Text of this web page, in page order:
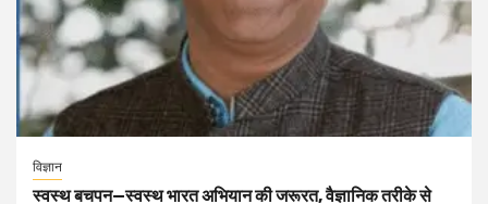
विज्ञान
स्वस्थ बचपन—स्वस्थ भारत अभियान की जरूरत, वैज्ञानिक तरीके से